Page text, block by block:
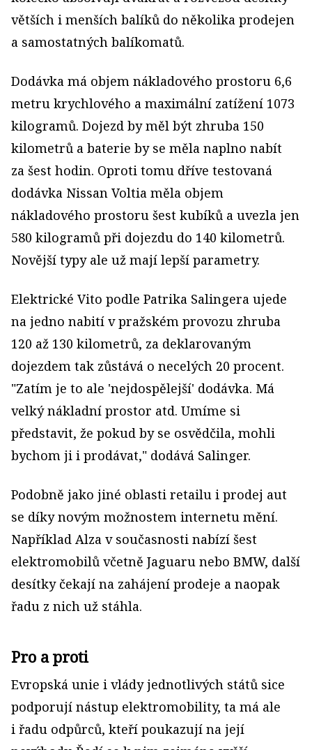
větších i menších balíků do několika prodejen
a samostatných balíkomatů.
Dodávka má objem nákladového prostoru 6,6
metru krychlového a maximální zatížení 1073
kilogramů. Dojezd by měl být zhruba 150
kilometrů a baterie by se měla naplno nabít
za šest hodin. Oproti tomu dříve testovaná
dodávka Nissan Voltia měla objem
nákladového prostoru šest kubíků a uvezla jen
580 kilogramů při dojezdu do 140 kilometrů.
Novější typy ale už mají lepší parametry.
Elektrické Vito podle Patrika Salingera ujede
na jedno nabití v pražském provozu zhruba
120 až 130 kilometrů, za deklarovaným
dojezdem tak zůstává o necelých 20 procent.
"Zatím je to ale 'nejdospělejší' dodávka. Má
velký nákladní prostor atd. Umíme si
představit, že pokud by se osvědčila, mohli
bychom ji i prodávat," dodává Salinger.
Podobně jako jiné oblasti retailu i prodej aut
se díky novým možnostem internetu mění.
Například Alza v současnosti nabízí šest
elektromobilů včetně Jaguaru nebo BMW, další
desítky čekají na zahájení prodeje a naopak
řadu z nich už stáhla.
Pro a proti
Evropská unie i vlády jednotlivých států sice
podporují nástup elektromobility, ta má ale
i řadu odpůrců, kteří poukazují na její